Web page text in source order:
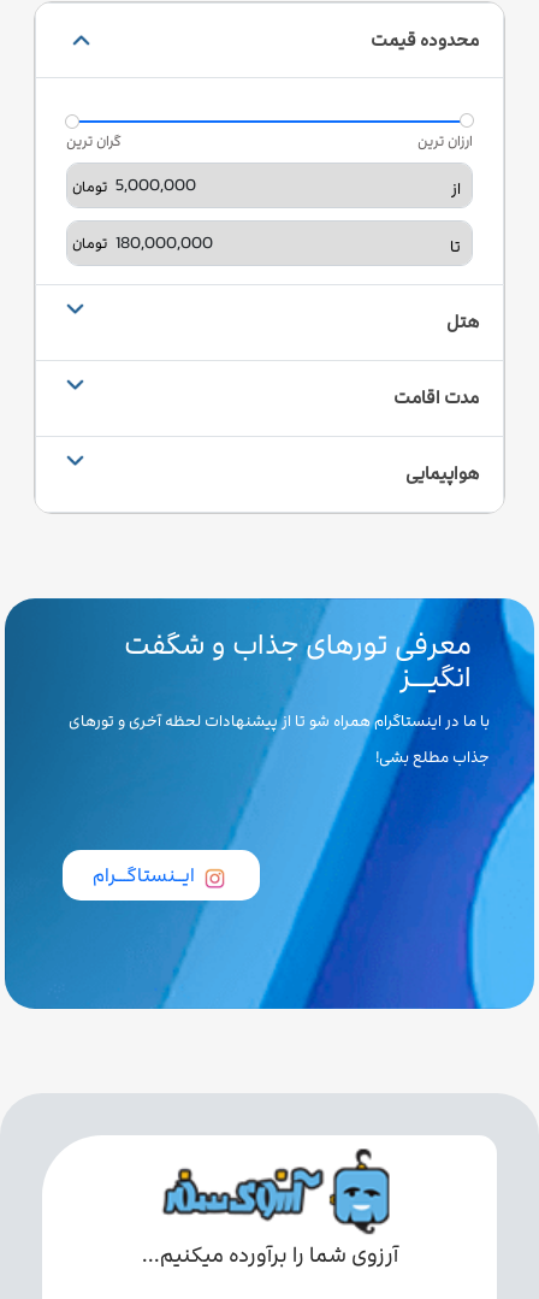
محدوده قیمت
ارزان ترین گران ترین
از تومان
تا تومان
هتل
مدت اقامت
هواپیمایی
معرفی تورهای جذاب و شگفت
انگیـــز
با ما در اینستاگرام همراه شو تا از پیشنهادات لحظه آخری و تورهای
جذاب مطلع بشی!
ایــنستاگـــرام
آرزوی شما را برآورده میکنیم...